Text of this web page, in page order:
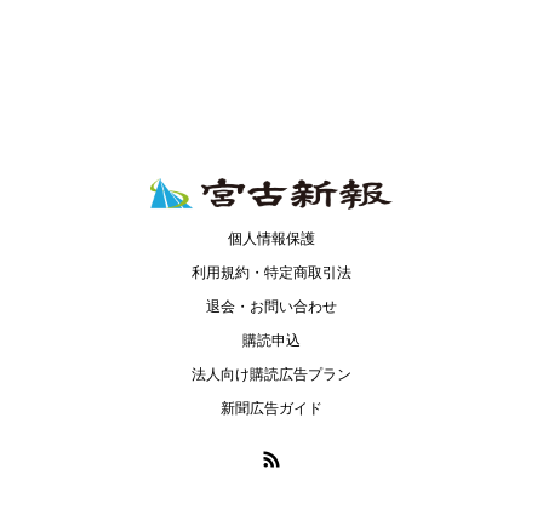
個人情報保護
利用規約・特定商取引法
退会・お問い合わせ
購読申込
法人向け購読広告プラン
新聞広告ガイド